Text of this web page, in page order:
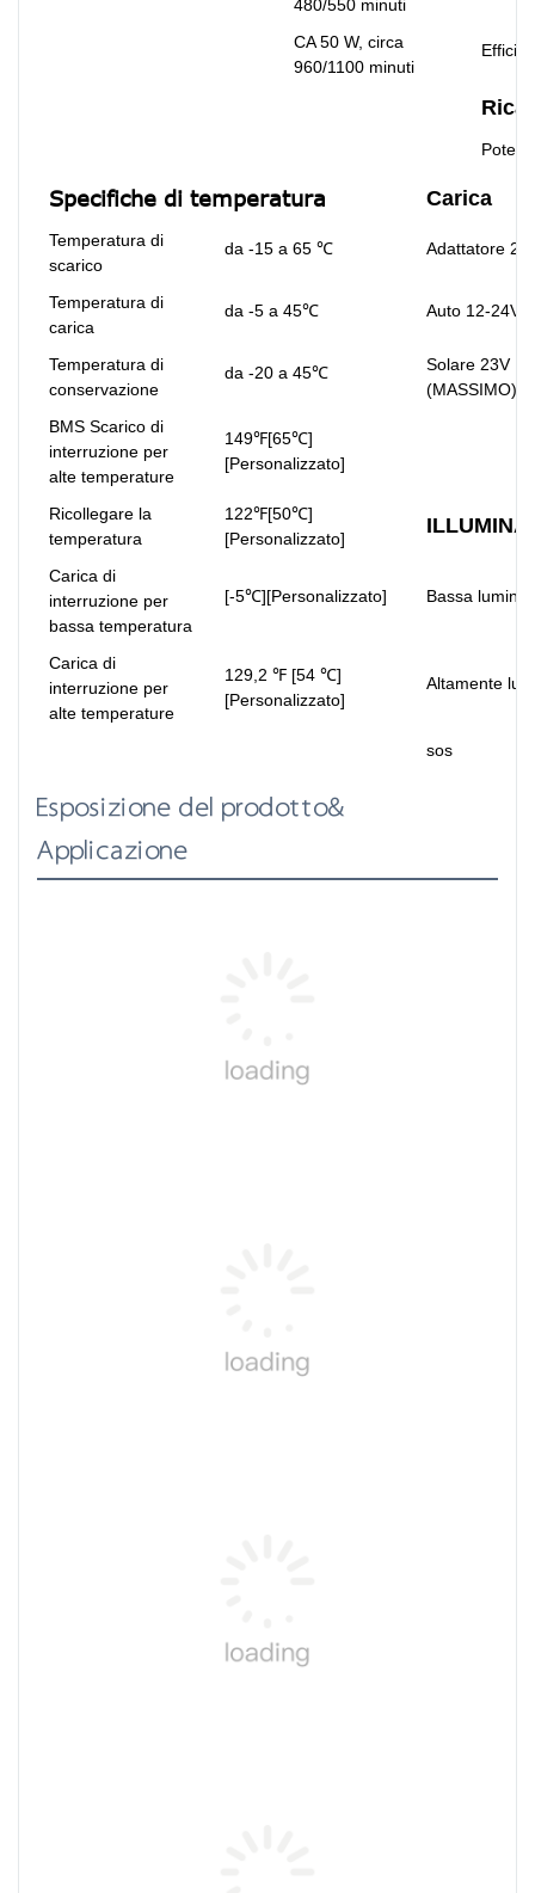
480/550 minuti
CA 50 W, circa
960/1100 minuti
Specifiche di temperatura Carica
Temperatura di
scarico
da -15 a 65 ℃ Adattatore
Temperatura di
carica
da -5 a 45℃ Auto 12-24V
Temperatura di
conservazione
da -20 a 45℃
Solare 23V
(MASSIMO)
BMS Scarico di
interruzione per
alte temperature
149℉[65℃]
[Personalizzato]
Ricollegare la
temperatura
122℉[50℃]
[Personalizzato]
Carica di
interruzione per
bassa temperatura
[-5℃][Personalizzato] Bassa
Carica di
interruzione per
alte temperature
129,2 ℉ [54 ℃]
[Personalizzato]
Altamente
sos
Esposizione del prodotto&
Applicazione